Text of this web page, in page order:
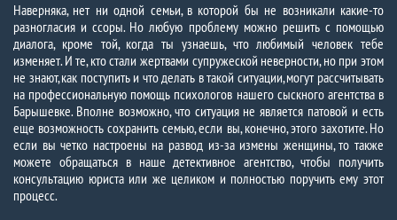
Наверняка, нет ни одной семьи, в которой бы не возникали какие-то
разногласия и ссоры. Но любую проблему можно решить с помощью
диалога, кроме той, когда ты узнаешь, что любимый человек тебе
изменяет. И те, кто стали жертвами супружеской неверности, но при этом
не знают, как поступить и что делать в такой ситуации, могут рассчитывать
на профессиональную помощь психологов нашего сыскного агентства в
Барышевке. Вполне возможно, что ситуация не является патовой и есть
еще возможность сохранить семью, если вы, конечно, этого захотите. Но
если вы четко настроены на развод из-за измены женщины, то также
можете обращаться в наше детективное агентство, чтобы получить
консультацию юриста или же целиком и полностью поручить ему этот
процесс.